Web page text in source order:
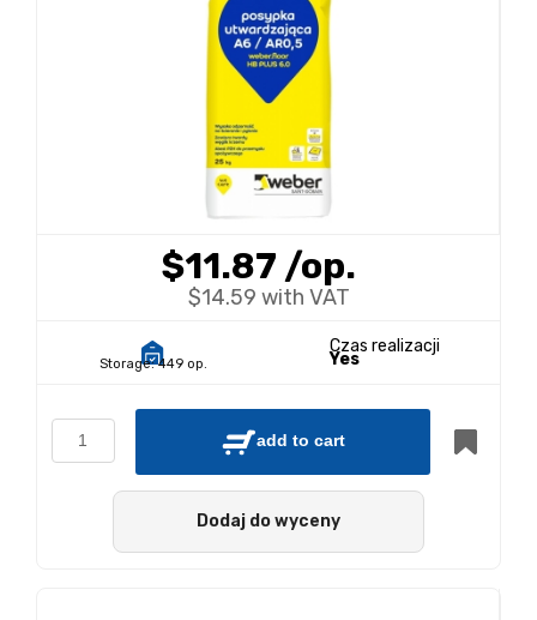
$11.87 /op.
$14.59 with VAT
Storage: 449 op.
Czas realizacji
Yes
add to cart
Dodaj do wyceny